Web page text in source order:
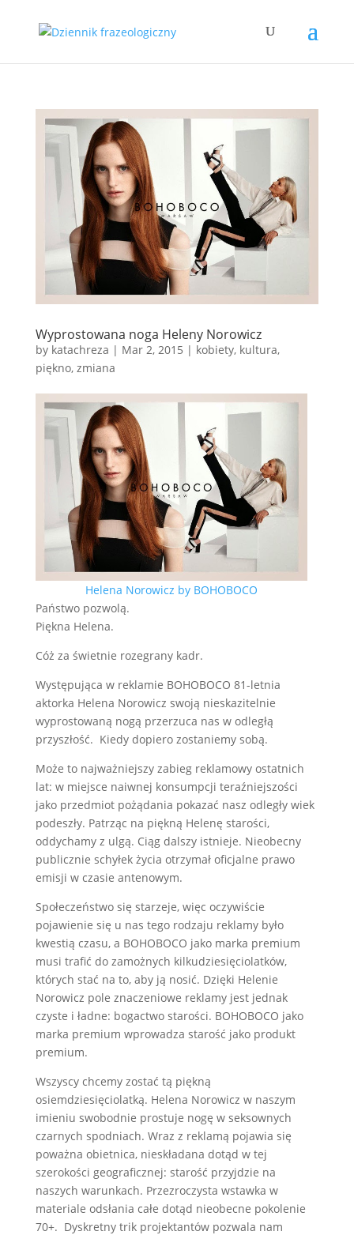
Wyprostowana noga Heleny Norowicz
by katachreza | Mar 2, 2015 | kobiety, kultura,
piękno, zmiana
Helena Norowicz by BOHOBOCO
Państwo pozwolą.
Piękna Helena.
Cóż za świetnie rozegrany kadr.
Występująca w reklamie BOHOBOCO 81-letnia
aktorka Helena Norowicz swoją nieskazitelnie
wyprostowaną nogą przerzuca nas w odległą
przyszłość. Kiedy dopiero zostaniemy sobą.
Może to najważniejszy zabieg reklamowy ostatnich
lat: w miejsce naiwnej konsumpcji teraźniejszości
jako przedmiot pożądania pokazać nasz odległy wiek
podeszły. Patrząc na piękną Helenę starości,
oddychamy z ulgą. Ciąg dalszy istnieje. Nieobecny
publicznie schyłek życia otrzymał oficjalne prawo
emisji w czasie antenowym.
Społeczeństwo się starzeje, więc oczywiście
pojawienie się u nas tego rodzaju reklamy było
kwestią czasu, a BOHOBOCO jako marka premium
musi trafić do zamożnych kilkudziesięciolatków,
których stać na to, aby ją nosić. Dzięki Helenie
Norowicz pole znaczeniowe reklamy jest jednak
czyste i ładne: bogactwo starości. BOHOBOCO jako
marka premium wprowadza starość jako produkt
premium.
Wszyscy chcemy zostać tą piękną
osiemdziesięciolatką. Helena Norowicz w naszym
imieniu swobodnie prostuje nogę w seksownych
czarnych spodniach. Wraz z reklamą pojawia się
poważna obietnica, nieskładana dotąd w tej
szerokości geograficznej: starość przyjdzie na
naszych warunkach. Przezroczysta wstawka w
materiale odsłania całe dotąd nieobecne pokolenie
70+. Dyskretny trik projektantów pozwala nam